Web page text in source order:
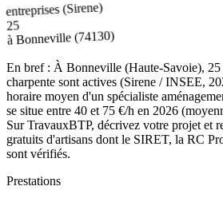
entreprises (Sirene)
25
àBonneville(74130)
En bref : À Bonneville (Haute-Savoie), 25
charpente sont actives (Sirene / INSEE,
horaire moyen d'un spécialiste
se situe entre 40 et 75 €/h en 2026
Sur TravauxBTP, décrivez votre projet et
gratuits d'artisans dont le SIRET, la RC
sont vérifiés.
Prestations